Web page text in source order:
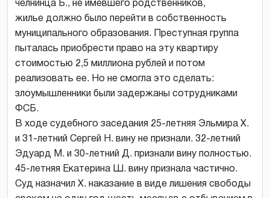
челнинца Б., не имевшего родственников,
жилье должно было перейти в собственность
муниципального образования. Преступная группа
пыталась приобрести право на эту квартиру
стоимостью 2,5 миллиона рублей и потом
реализовать ее. Но не смогла это сделать:
злоумышленники были задержаны сотрудниками
ФСБ.
В ходе судебного заседания 25-летняя Эльмира Х.
и 31-летний Сергей Н. вину не признали. 32-летний
Эдуард М. и 30-летний Д. признали вину полностью.
45-летняя Екатерина Ш. вину признала частично.
Суд назначил Х. наказание в виде лишения свободы